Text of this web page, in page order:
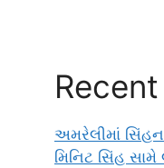
અમરેલીમાં
મિનિટ સિંહ